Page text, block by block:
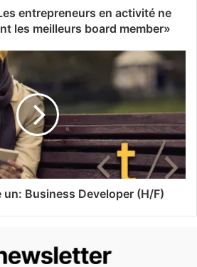
entrepreneurs en activité ne
les meilleurs board member»
Business Developer (H/F)